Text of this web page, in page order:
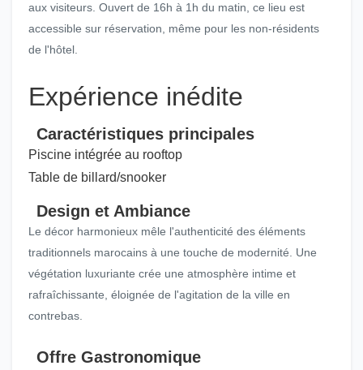
aux visiteurs. Ouvert de 16h à 1h du matin, ce lieu est
accessible sur réservation, même pour les non-résidents
de l'hôtel.
Expérience inédite
Caractéristiques principales
Piscine intégrée au rooftop
Table de billard/snooker
Design et Ambiance
Le décor harmonieux mêle l'authenticité des éléments
traditionnels marocains à une touche de modernité. Une
végétation luxuriante crée une atmosphère intime et
rafraîchissante, éloignée de l'agitation de la ville en
contrebas.
Offre Gastronomique